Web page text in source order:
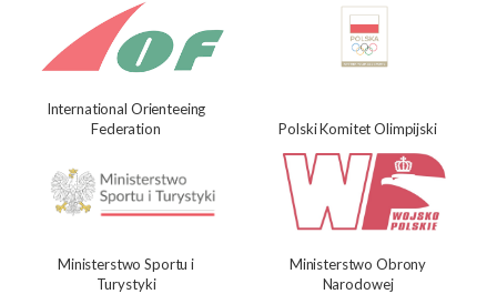
International Orienteeing
Federation
Polski Komitet Olimpijski
Ministerstwo Sportu i
Turystyki
Ministerstwo Obrony
Narodowej